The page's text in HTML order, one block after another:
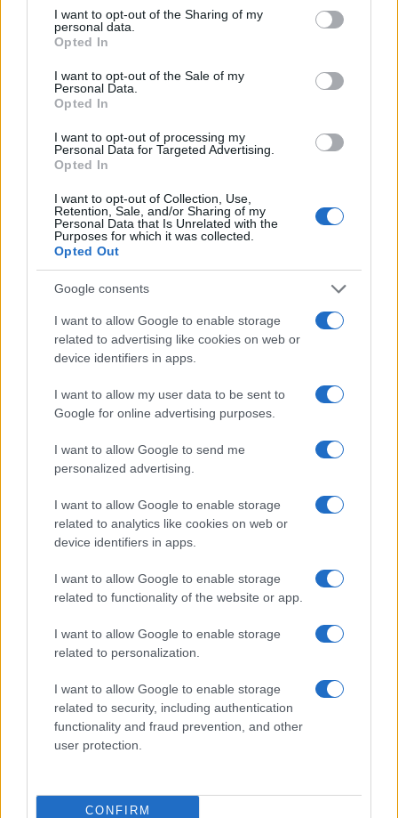
not limited to your visit or usage behaviour. You may click to
grant or deny consent to Google and its third-party tags to
use your data for below specified purposes in below Google
consent section.
I want to opt-out of the Sharing of my
personal data.
Opted In
I want to opt-out of the Sale of my
Personal Data.
Opted In
I want to opt-out of processing my
Personal Data for Targeted Advertising.
Opted In
I want to opt-out of Collection, Use,
Retention, Sale, and/or Sharing of my
Personal Data that Is Unrelated with the
Purposes for which it was collected.
Opted Out
Google consents
I want to allow Google to enable storage
related to advertising like cookies on web or
device identifiers in apps.
I want to allow my user data to be sent to
Google for online advertising purposes.
I want to allow Google to send me
personalized advertising.
I want to allow Google to enable storage
related to analytics like cookies on web or
device identifiers in apps.
I want to allow Google to enable storage
related to functionality of the website or app.
I want to allow Google to enable storage
related to personalization.
I want to allow Google to enable storage
related to security, including authentication
functionality and fraud prevention, and other
user protection.
CONFIRM
ΕΛΣΤΑΤ: Στο 3,4% υποχώρησε ο πληθωρισμός τον Ιούλιο
Χρηματοδότηση 8 εκατ.
ενημέρωσης- Ξεκίνησε το
πενταετές πρόγραμμα
ενίσχυσης του Τύπου
ευρώ – Καθαρά κέρδη 313
Η Chery επενδύει 75 εκατ. δολάρια στην KG Mobility
Ατρόμητος και Novibet
συνεχίζουν μαζί: Ανανέωση
δεικτών FTSE4Good